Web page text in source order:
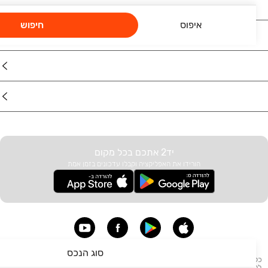
סוג הנכס
איפוס חיפוש
רכב
יד2 אתכם בכל מקום
הורידו את האפליקציה וקבלו עדכונים בזמן אמת